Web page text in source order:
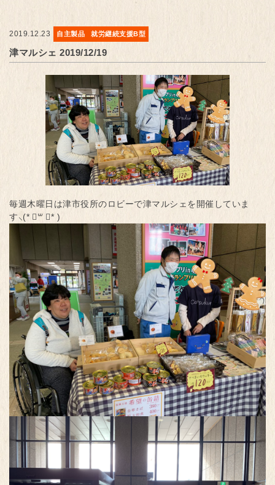
2019.12.23 自主製品 就労継続支援B型
津マルシェ 2019/12/19
毎週木曜日は津市役所のロビーで津マルシェを開催していま
す⸜(* ॑꒳ ॑* )